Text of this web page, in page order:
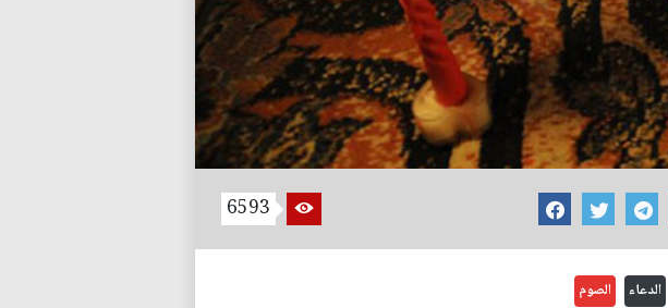
6593
الدعاء الصوم